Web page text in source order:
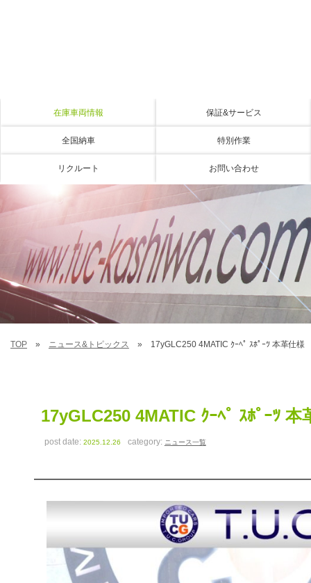
在庫車両情報 保証&サービス
全国納車 特別作業
リクルート お問い合わせ
TOP ニュース&トピックス 17yGLC250 4MATIC ｸｰﾍﾟ ｽﾎﾟｰﾂ 本革仕
17yGLC250 4MATIC ｸｰﾍﾟ ｽﾎﾟｰﾂ
post date:2025.12.26 category: ニュース一覧